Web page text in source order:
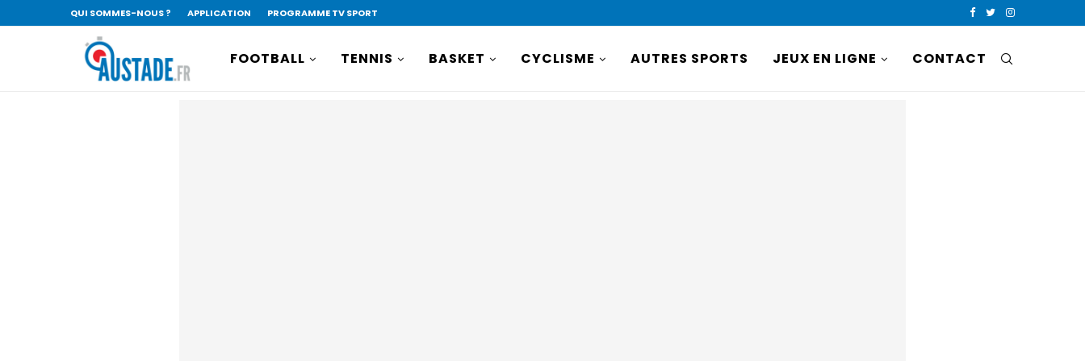
QUI SOMMES-NOUS ? APPLICATION PROGRAMME TV SPORT
FOOTBALL TENNIS BASKET CYCLISME AUTRES SPORTS JEUX EN LIGNE CONTACT